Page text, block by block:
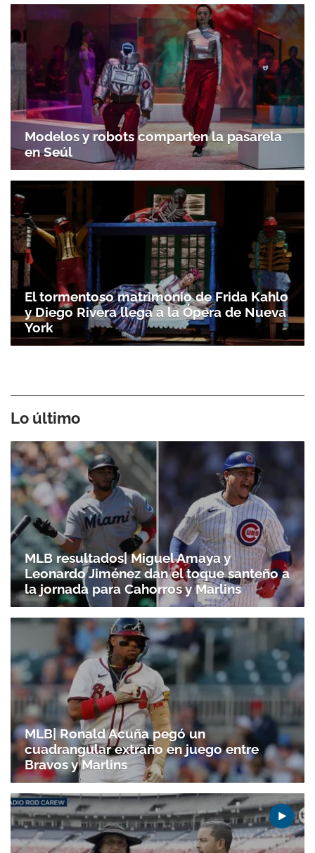
Modelos y robots comparten la pasarela
en Seúl
El tormentoso matrimonio de Frida Kahlo
y Diego Rivera llega a la Ópera de Nueva
York
Lo último
MLB resultados| Miguel Amaya y
Leonardo Jiménez dan el toque santeño a
la jornada para Cahorros y Marlins
MLB| Ronald Acuña pegó un
cuadrangular extraño en juego entre
Bravos y Marlins